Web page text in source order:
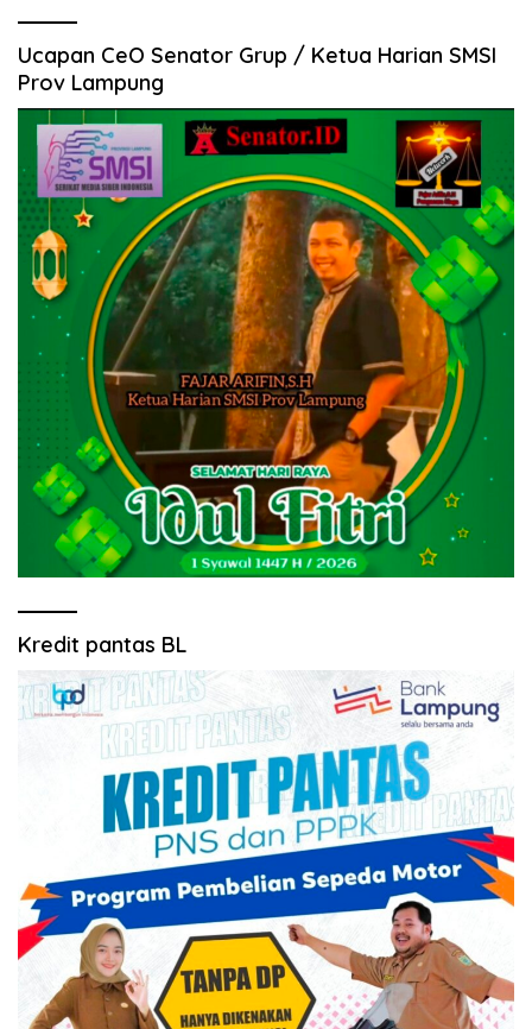
Ucapan CeO Senator Grup / Ketua Harian SMSI
Prov Lampung
Kredit pantas BL